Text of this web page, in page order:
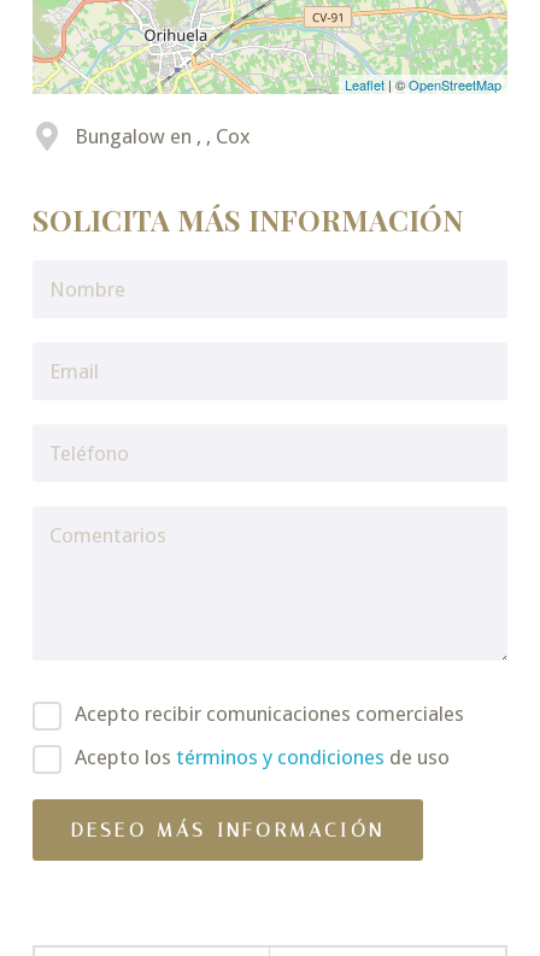
Leaflet | ©OpenStreetMap
Bungalow en , , Cox
SOLICITA MÁS INFORMACIÓN
Acepto recibir comunicaciones comerciales
Acepto los términos y condiciones de uso